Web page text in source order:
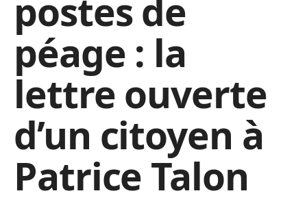
postes de
péage : la
lettre ouverte
d’un citoyen à
Patrice Talon